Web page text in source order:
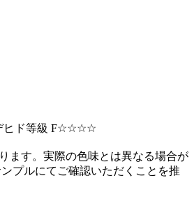
ヒド等級 F☆☆☆☆
ます。実際の色味とは異なる場合が
プルにてご確認いただくことを推